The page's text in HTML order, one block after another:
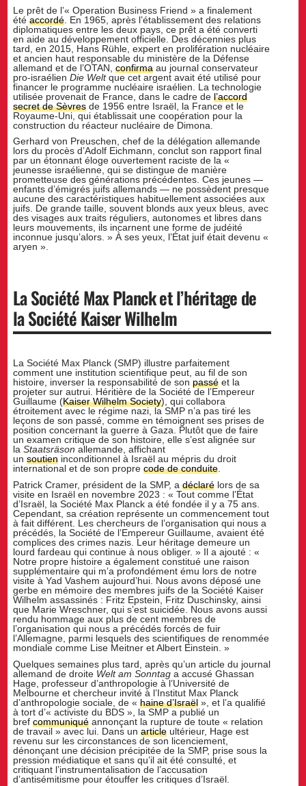
Le prêt de l’« Operation Business Friend » a finalement
étéaccordé . En 1965, après l’établissement des relations
diplomatiques entre les deux pays, ce prêt a été converti
en aide au développement officielle. Des décennies plus
tard, en 2015, Hans Rühle, expert en prolifération nucléaire
et ancien haut responsable du ministère de la Défense
allemand et de l’OTAN,confirma au journal conservateur
pro-israélienDie Weltque cet argent avait été utilisé pour
financer le programme nucléaire israélien. La technologie
utilisée provenait de France, dans le cadre del’accord
secret de Sèvres de 1956 entre Israël, la France et le
Royaume-Uni, qui établissait une coopération pour la
construction du réacteur nucléaire de Dimona.
Gerhard von Preuschen, chef de la délégation allemande
lors du procès d’Adolf Eichmann, conclut son rapport final
par un étonnant éloge ouvertement raciste de la «
jeunesse israélienne, qui se distingue de manière
prometteuse des générations précédentes. Ces jeunes —
enfants d’émigrés juifs allemands — ne possèdent presque
aucune des caractéristiques habituellement associées aux
juifs. De grande taille, souvent blonds aux yeux bleus, avec
des visages aux traits réguliers, autonomes et libres dans
leurs mouvements, ils incarnent une forme de judéité
inconnue jusqu’alors. » À ses yeux, l’État juif était devenu «
aryen ».
La Société Max Planck et l’héritage de
la Société Kaiser Wilhelm
La Société Max Planck (SMP) illustre parfaitement
comment une institution scientifique peut, au fil de son
histoire, inverser la responsabilité de sonpassé et la
projeter sur autrui. Héritière de la Société de l’Empereur
Guillaume (Kaiser Wilhelm Society), qui collabora
étroitement avec le régime nazi, la SMP n’a pas tiré les
leçons de son passé, comme en témoignent ses prises de
position concernant la guerre à Gaza. Plutôt que de faire
un examen critique de son histoire, elle s’est alignée sur
laStaatsräsonallemande, affichant
unsoutien inconditionnel à Israël au mépris du droit
international et de son proprecode de conduite.
Patrick Cramer, président de la SMP, adéclaré lors de sa
visite en Israël en novembre 2023 : « Tout comme l’État
d’Israël, la Société Max Planck a été fondée il y a 75 ans.
Cependant, sa création représente un commencement tout
à fait différent. Les chercheurs de l’organisation qui nous a
précédés, la Société de l’Empereur Guillaume, avaient été
complices des crimes nazis. Leur héritage demeure un
lourd fardeau qui continue à nous obliger. » Il a ajouté : «
Notre propre histoire a également constitué une raison
supplémentaire qui m’a profondément ému lors de notre
visite à Yad Vashem aujourd’hui. Nous avons déposé une
gerbe en mémoire des membres juifs de la Société Kaiser
Wilhelm assassinés : Fritz Epstein, Fritz Duschinsky, ainsi
que Marie Wreschner, qui s’est suicidée. Nous avons aussi
rendu hommage aux plus de cent membres de
l’organisation qui nous a précédés forcés de fuir
l’Allemagne, parmi lesquels des scientifiques de renommée
mondiale comme Lise Meitner et Albert Einstein. »
Quelques semaines plus tard, après qu’un article du journal
allemand de droite Welt am Sonntag a accusé Ghassan
Hage, professeur d’anthropologie à l’Université de
Melbourne et chercheur invité à l’Institut Max Planck
d’anthropologie sociale, de «haine d’Israël », et l’a qualifié
à tort d’« activiste du BDS », la SMP a publié un
brefcommuniqué annonçant la rupture de toute « relation
de travail » avec lui. Dans unarticle ultérieur, Hage est
revenu sur les circonstances de son licenciement,
dénonçant une décision précipitée de la SMP, prise sous la
pression médiatique et sans qu’il ait été consulté, et
critiquant l’instrumentalisation de l’accusation
d’antisémitisme pour étouffer les critiques d’Israël.